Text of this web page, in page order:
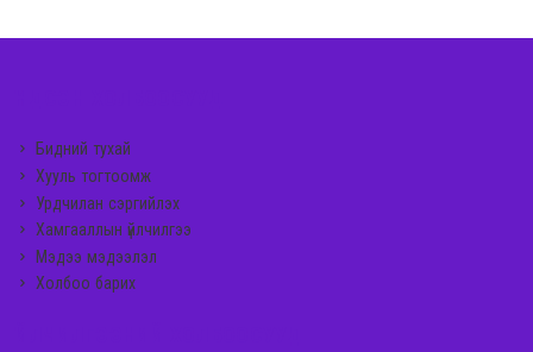
Бидний тухай
Хууль тогтоомж
Урдчилан сэргийлэх
Хамгааллын үйлчилгээ
Мэдээ мэдээлэл
Холбоо барих